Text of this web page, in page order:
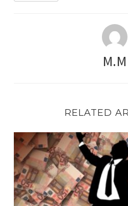
M.M
RELATED
Jak zwiększyć pewność